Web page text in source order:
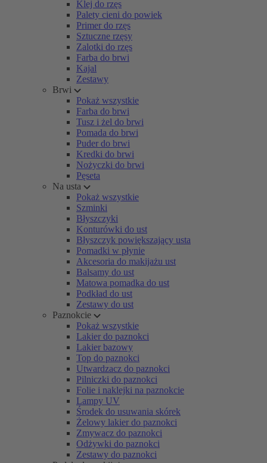
Klej do rzęs
Palety cieni do powiek
Primer do rzęs
Sztuczne rzęsy
Zalotki do rzęs
Farba do brwi
Kajal
Zestawy
Brwi
Pokaż wszystkie
Farba do brwi
Tusz i żel do brwi
Pomada do brwi
Puder do brwi
Kredki do brwi
Nożyczki do brwi
Pęseta
Na usta
Pokaż wszystkie
Szminki
Błyszczyki
Konturówki do ust
Błyszczyk powiększający usta
Pomadki w płynie
Akcesoria do makijażu ust
Balsamy do ust
Matowa pomadka do ust
Podkład do ust
Zestawy do ust
Paznokcie
Pokaż wszystkie
Lakier do paznokci
Lakier bazowy
Top do paznokci
Utwardzacz do paznokci
Pilniczki do paznokci
Folie i naklejki na paznokcie
Lampy UV
Środek do usuwania skórek
Żelowy lakier do paznokci
Zmywacz do paznokci
Odżywki do paznokci
Zestawy do paznokci